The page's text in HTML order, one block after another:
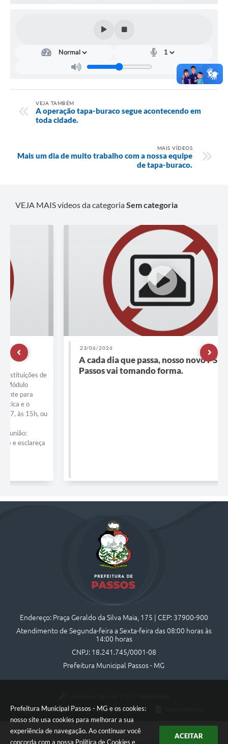
Prefeitura Municipal Passos - MG e os cookies:
nosso site usa cookies para melhorar a sua
experiência de navegação. Ao continuar você
concorda com a nossa Política de Cookies e
ACEITAR
VEJA TAMBÉM
A operação tapa-buraco segue acontecendo em
toda cidade.
MAIS VÍDEOS
Mais um dia de muito trabalho com a nossa equipe
de tapa-buraco.
VEJA MAIS vídeos da categoriaSem categoria
A cada dia que passa, nosso novo PSF Nova
Passos vai tomando forma.
Endereço: Praça Geraldo da Silva Maia, 175 | CEP: 37900-900
Atendimento de Segunda-feira a Sexta-feira das 08:00 horas às
14:00 horas
CNPJ: 18.241.745/0001-08
Prefeitura Municipal Passos - MG
Portal atualizado em: 07/08/2026 10:44
Copyright Instar - 2006-2026. Todos os direitos reservados -